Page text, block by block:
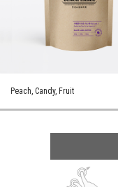
Peach, Candy, Fruit